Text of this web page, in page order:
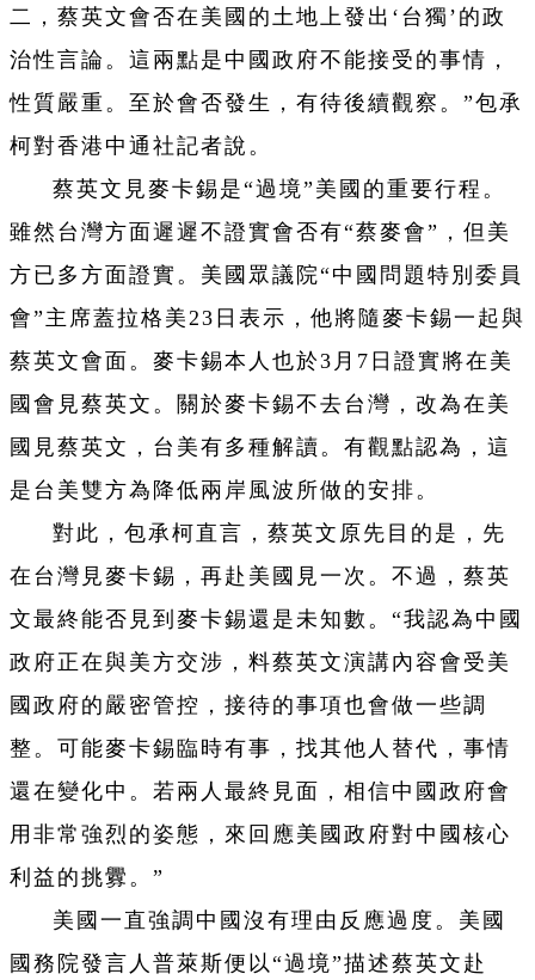
二，蔡英文會否在美國的土地上發出‘台獨’的政
治性言論。這兩點是中國政府不能接受的事情，
性質嚴重。至於會否發生，有待後續觀察。”包承
柯對香港中通社記者說。
蔡英文見麥卡錫是“過境”美國的重要行程。
雖然台灣方面遲遲不證實會否有“蔡麥會”，但美
方已多方面證實。美國眾議院“中國問題特別委員
會”主席蓋拉格美23日表示，他將隨麥卡錫一起與
蔡英文會面。麥卡錫本人也於3月7日證實將在美
國會見蔡英文。關於麥卡錫不去台灣，改為在美
國見蔡英文，台美有多種解讀。有觀點認為，這
是台美雙方為降低兩岸風波所做的安排。
對此，包承柯直言，蔡英文原先目的是，先
在台灣見麥卡錫，再赴美國見一次。不過，蔡英
文最終能否見到麥卡錫還是未知數。“我認為中國
政府正在與美方交涉，料蔡英文演講內容會受美
國政府的嚴密管控，接待的事項也會做一些調
整。可能麥卡錫臨時有事，找其他人替代，事情
還在變化中。若兩人最終見面，相信中國政府會
用非常強烈的姿態，來回應美國政府對中國核心
利益的挑釁。”
美國一直強調中國沒有理由反應過度。美國
國務院發言人普萊斯便以“過境”描述蔡英文赴